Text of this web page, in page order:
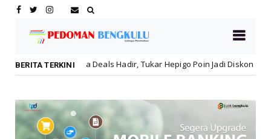
BERITA TERKINI
Tukar Hepigo Poin Jadi Diskon Hingga 30 Persen! Lebong